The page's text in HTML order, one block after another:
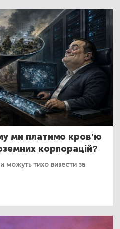
ми платимо кровʼю
корпорацій?
можуть тихо вивести за